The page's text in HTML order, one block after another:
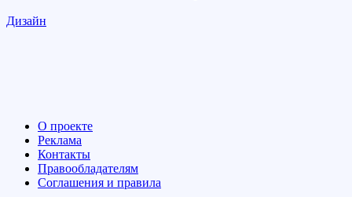
Дизайн
О проекте
Реклама
Контакты
Правообладателям
Соглашения и правила